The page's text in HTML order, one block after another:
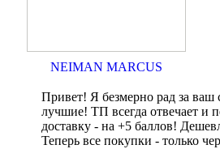
NEIMAN MARCUS
Привет! Я безмерно рад за ваш
лучшие! ТП всегда отвечает и
доставку - на +5 баллов!
Теперь все покупки - только